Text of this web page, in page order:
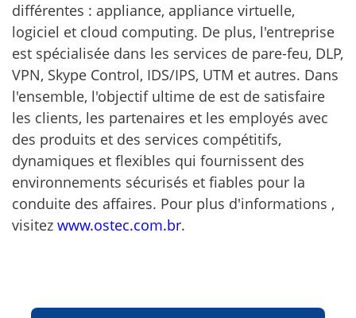
différentes : appliance, appliance virtuelle,
logiciel et cloud computing. De plus, l'entreprise
est spécialisée dans les services de pare-feu, DLP,
VPN, Skype Control, IDS/IPS, UTM et autres. Dans
l'ensemble, l'objectif ultime de est de satisfaire
les clients, les partenaires et les employés avec
des produits et des services compétitifs,
dynamiques et flexibles qui fournissent des
environnements sécurisés et fiables pour la
conduite des affaires. Pour plus d'informations ,
visitez www.ostec.com.br.